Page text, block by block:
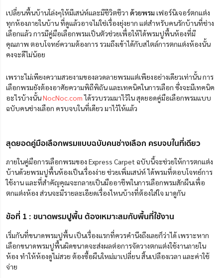
เปลี่ยนพื้นบ้านโล่งๆให้มีเสน่ห์และมีชีวิตชีวา ด้วยพรม เฟอร์นิเจอร์ตกแต่ง
ทุกห้องภายในบ้าน ที่ดูแล้วอาจไม่ใช่เรื่องยุ่งยาก แต่สำหรับคนรักบ้านที่ช่าง
เลือกแล้ว การมีคู่มือเลือกพรมเป็นตัวช่วยเพื่อให้ได้พรมปูพื้นห้องที่มี
คุณภาพ ตอบโจทย์ความต้องการ รวมถึงเข้าได้กับสไตล์การตกแต่งห้องนั้น
คงจะดีไม่น้อย
เพราะไม่เพียงความสวยงามของลวดลายพรมแต่เพียงอย่างเดียวเท่านั้น การ
เลือกพรมยังต้องอาศัยความพิถีพิถัน และเทคนิคในการเลือก ซึ่งจะมีเทคนิค
อะไรบ้างนั้นNocNoc.comได้รวบรวมมาไว้ใน สุดยอดคู่มือเลือกพรมแบบ
ฉบับคนช่างเลือก ครบจบในที่เดียว มาไว้ให้แล้ว
สุดยอดคู่มือเลือกพรมแบบฉบับคนช่างเลือก ครบจบในที่เดียว
ภายในคู่มือการเลือกพรมของ Express Carpet ฉบับนี้จะช่วยให้การตกแต่ง
บ้านด้วยพรมปูพื้นห้องเป็นเรื่องง่าย ช่วยเพิ่มเสน่ห์ ได้พรมที่ตอบโจทย์การ
ใช้งาน และที่สำคัญคุณจะกลายเป็นมืออาชีพในการเลือกพรมสักผืนเพื่อ
ตกแต่งห้อง ส่วนจะมีรายละเอียดเรื่องไหนบ้างที่ต้องใส่ใจ มาดูกัน
ข้อที่ 1 : ขนาดพรมปูพื้น ต้องเหมาะสมกับพื้นที่ใช้งาน
เริ่มกันที่ขนาดพรมปูพื้น เป็นเรื่องแรกที่ควรคำนึงถึงเลยก็ว่าได้ เพราะหาก
เลือกขนาดพรมปูพื้นผิดขนาดจะส่งผลต่อการจัดวางตกแต่งใช้งานภายใน
ห้อง ทำให้ห้องดูไม่สวย ต้องซื้อผืนใหม่มาเปลี่ยน สิ้นเปลืองเวลา และค่าใช้
จ่าย